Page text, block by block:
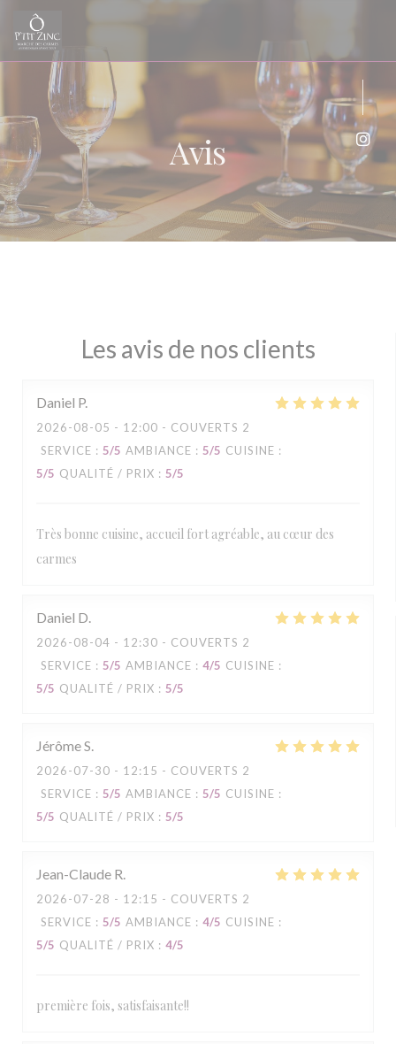
Personnalisation de vos choix en matière de cookies
Avis
Les avis de nos clients
Daniel P
2026-08-05 - 12:00 - COUVERTS 2
SERVICE : 5/5 AMBIANCE : 5/5 CUISINE :
5/5 QUALITÉ / PRIX : 5/5
Très bonne cuisine, accueil fort agréable, au cœur des
carmes
Daniel D
2026-08-04 - 12:30 - COUVERTS 2
SERVICE : 5/5 AMBIANCE : 4/5 CUISINE :
5/5 QUALITÉ / PRIX : 5/5
JérômeS
2026-07-30 - 12:15 - COUVERTS 2
SERVICE : 5/5 AMBIANCE : 5/5 CUISINE :
5/5 QUALITÉ / PRIX : 5/5
Jean-Claude R
2026-07-28 - 12:15 - COUVERTS 2
SERVICE : 5/5 AMBIANCE : 4/5 CUISINE :
5/5 QUALITÉ / PRIX : 4/5
première fois, satisfaisante!!